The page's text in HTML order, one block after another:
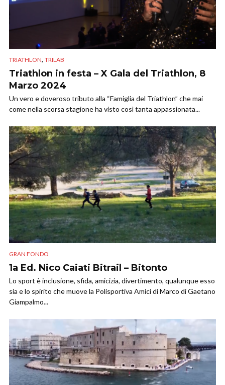
TRIATHLON, TRILAB
Triathlon in festa – X Gala del Triathlon, 8
Marzo 2024
Un vero e doveroso tributo alla “Famiglia del Triathlon” che mai
come nella scorsa stagione ha visto così tanta appassionata...
GRAN FONDO
1a Ed. Nico Caiati Bitrail – Bitonto
Lo sport è inclusione, sfida, amicizia, divertimento, qualunque esso
sia e lo spirito che muove la Polisportiva Amici di Marco di Gaetano
Giampalmo...